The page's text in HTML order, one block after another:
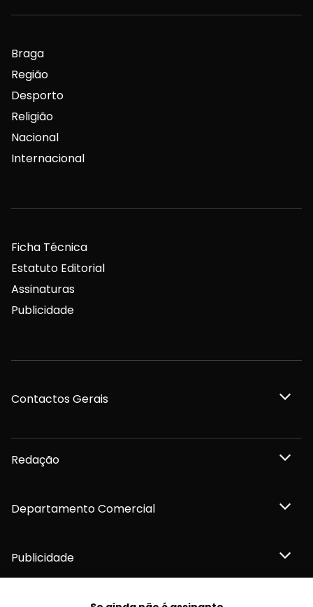
Braga
Região
Desporto
Religião
Nacional
Internacional
Ficha Técnica
Estatuto Editorial
Assinaturas
Publicidade
Contactos Gerais
Redação
Departamento Comercial
Publicidade